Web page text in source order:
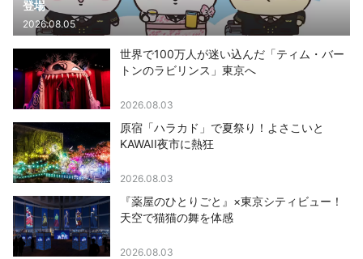
登場
2026.08.05
世界で100万人が迷い込んだ「ティム・バー
トンのラビリンス」東京へ
2026.08.03
原宿「ハラカド」で夏祭り！よさこいと
KAWAII夜市に熱狂
2026.08.03
『薬屋のひとりごと』×東京シティビュー！
天空で猫猫の舞を体感
2026.08.03